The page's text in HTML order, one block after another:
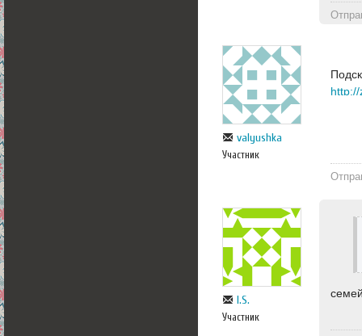
valyushka
Участник
I.S.
Участник